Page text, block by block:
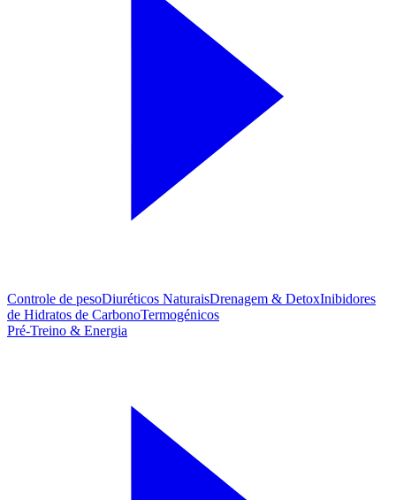
Controle de pesoDiuréticos NaturaisDrenagem & DetoxInibidores
de Hidratos de CarbonoTermogénicos
Pré-Treino & Energia